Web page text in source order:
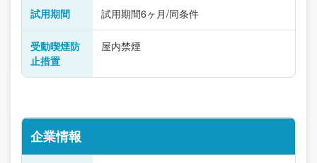
試用期間 試用期間6ヶ月/同条件
受動喫煙防
止措置
屋内禁煙
企業情報